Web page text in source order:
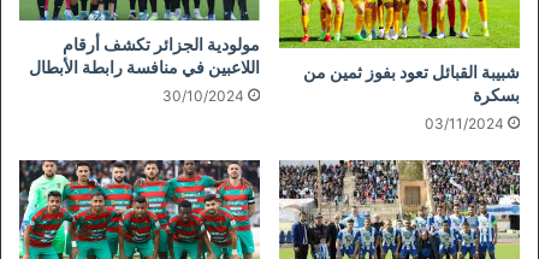
شبيبة القبائل تعود بفوز ثمين من
بسكرة
03/11/2024
مولودية الجزائر تكشف أرقام
اللاعبين في منافسة رابطة الأبطال
30/10/2024